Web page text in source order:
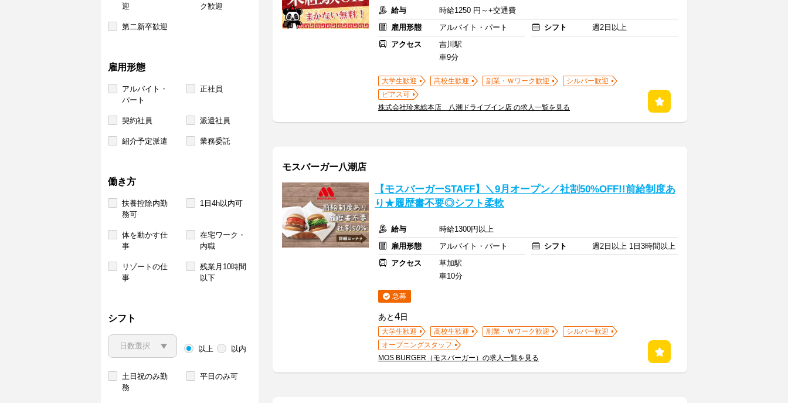
迎
ク歓迎
第二新卒歓迎
雇用形態
アルバイト・
パート
正社員
契約社員 派遣社員
紹介予定派遣 業務委託
働き方
扶養控除内勤
務可
1日4h以内可
体を動かす仕
事
在宅ワーク・
内職
リゾートの仕
事
残業月10時間
以下
シフト
以上 以内
土日祝のみ勤
務
平日のみ可
給与
時給1250 円～+交通費
雇用形態
アルバイト・パート シフト
週2日以上
アクセス
吉川駅
車9分
大学生歓迎 高校生歓迎 副業・Ｗワーク歓迎
シルバー歓迎
ピアス可
株式会社珍来総本店 八潮ドライブイン店 の求人一覧を見る
モスバーガー八潮店
【モスバーガーSTAFF】＼9月オープン／社割50%OFF!!前給制度あ
り★履歴書不要◎シフト柔軟
給与
時給1300円以上
雇用形態
アルバイト・パート シフト
週2日以上 1日3時間以上
アクセス
草加駅
車10分
急募
あと4日
大学生歓迎 高校生歓迎 副業・Ｗワーク歓迎
シルバー歓迎
オープニングスタッフ
MOS BURGER（モスバーガー）の求人一覧を見る